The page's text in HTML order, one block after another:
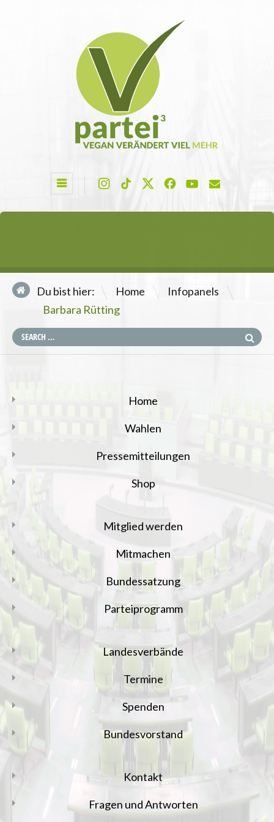
Du bist hier: Home \ Infopanels \
Barbara Rütting
Home
Wahlen
Pressemitteilungen
Shop
Mitglied werden
Mitmachen
Bundessatzung
Parteiprogramm
Landesverbände
Termine
Spenden
Bundesvorstand
Kontakt
Fragen und Antworten